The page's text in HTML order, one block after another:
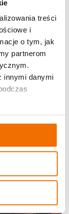
treści
i
o tym, jak
partnerom
innymi danymi